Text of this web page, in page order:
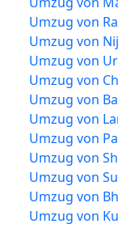
Umzug von
Umzug von
Umzug von
Umzug von
Umzug von
Umzug von
Umzug von
Umzug von
Umzug von
Umzug von
Umzug von